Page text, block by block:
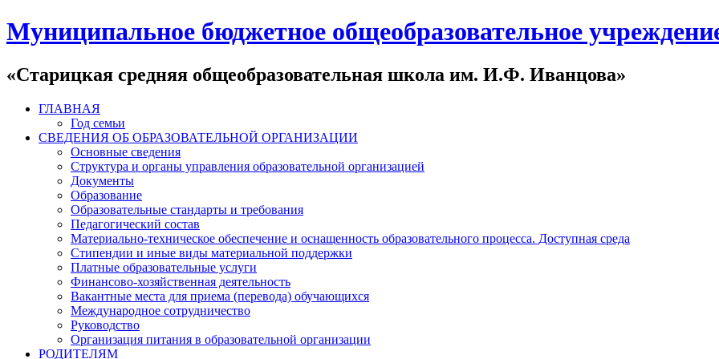
Муниципальное бюджетное общеобразовательное
«Старицкая средняя общеобразовательная школа им. И.Ф. Иванцова»
ГЛАВНАЯ
Год семьи
СВЕДЕНИЯ ОБ ОБРАЗОВАТЕЛЬНОЙ ОРГАНИЗАЦИИ
Основные сведения
Структура и органы управления образовательной организацией
Документы
Образование
Образовательные стандарты и требования
Педагогический состав
Материально-техническое обеспечение и оснащенность образовательного процесса. Доступная среда
Стипендии и иные виды материальной поддержки
Платные образовательные услуги
Финансово-хозяйственная деятельность
Вакантные места для приема (перевода) обучающихся
Международное сотрудничество
Руководство
Организация питания в образовательной организации
РОДИТЕЛЯМ